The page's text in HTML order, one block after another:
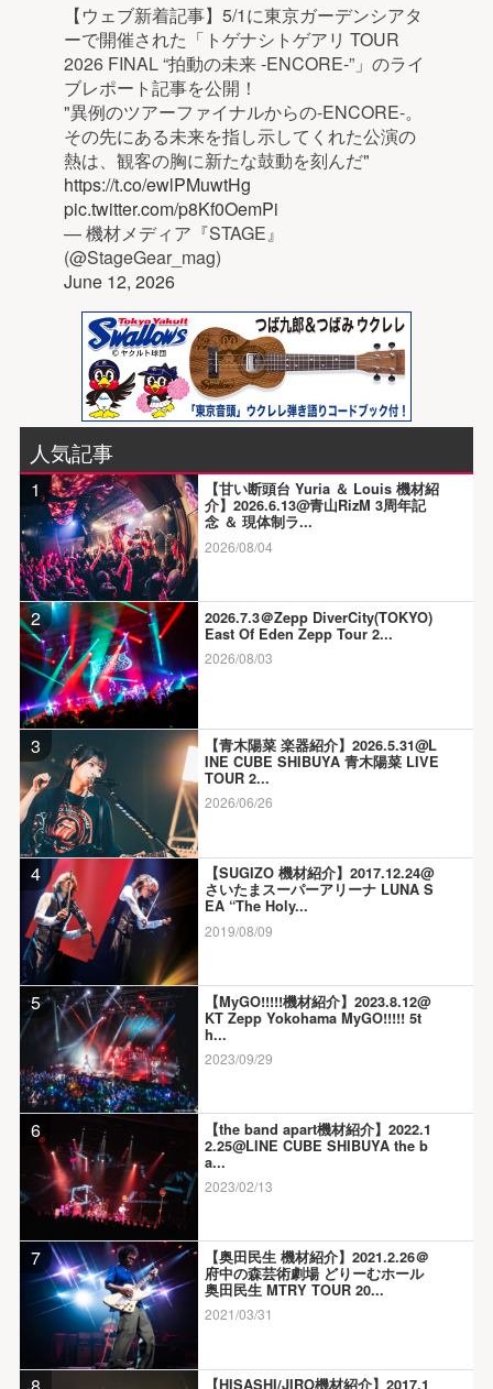
【ウェブ新着記事】5/1に東京ガーデンシアタ
ーで開催された「トゲナシトゲアリ TOUR
2026 FINAL “拍動の未来 -ENCORE-”」のライ
ブレポート記事を公開！
"異例のツアーファイナルからの-ENCORE-。
その先にある未来を指し示してくれた公演の
熱は、観客の胸に新たな鼓動を刻んだ"
https://t.co/ewlPMuwtHg
pic.twitter.com/p8Kf0OemPi
— 機材メディア『STAGE』
(@StageGear_mag)
June 12, 2026
人気記事
1
【甘い断頭台 Yuria ＆ Louis 機材紹
介】2026.6.13@青山RizM 3周年記
念 ＆ 現体制ラ...
2026/08/04
2
2026.7.3＠Zepp DiverCity(TOKYO)
East Of Eden Zepp Tour 2...
2026/08/03
3
【青木陽菜 楽器紹介】2026.5.31@L
INE CUBE SHIBUYA 青木陽菜 LIVE
TOUR 2...
2026/06/26
4
【SUGIZO 機材紹介】2017.12.24@
さいたまスーパーアリーナ LUNA S
EA “The Holy...
2019/08/09
5
【MyGO!!!!!機材紹介】2023.8.12@
KT Zepp Yokohama MyGO!!!!! 5t
h...
2023/09/29
6
【the band apart機材紹介】2022.1
2.25@LINE CUBE SHIBUYA the b
a...
2023/02/13
7
【奥田民生 機材紹介】2021.2.26＠
府中の森芸術劇場 どりーむホール
奥田民生 MTRY TOUR 20...
2021/03/31
【HISASHI/JIRO機材紹介】2017.1